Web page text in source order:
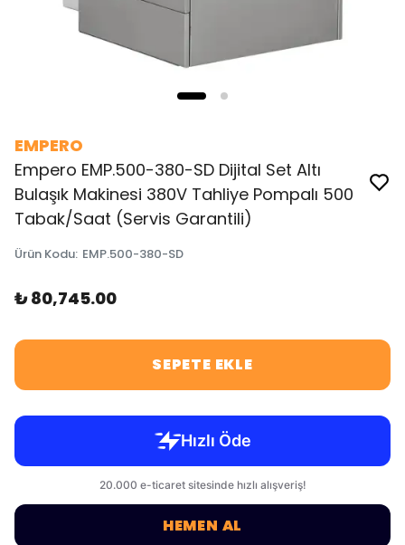
EMPERO
Empero EMP.500-380-SD Dijital Set Altı
Bulaşık Makinesi 380V Tahliye Pompalı 500
Tabak/Saat (Servis Garantili)
Ürün Kodu: EMP.500-380-SD
₺ 80,745.00
SEPETE EKLE
HEMEN AL